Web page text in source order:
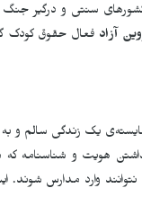
سنتی و درگیر جنگ
آزاد فعال حقوق کودک
یک زندگی سالم و
هویت و شناسنامه
وارد مدارس شوند.